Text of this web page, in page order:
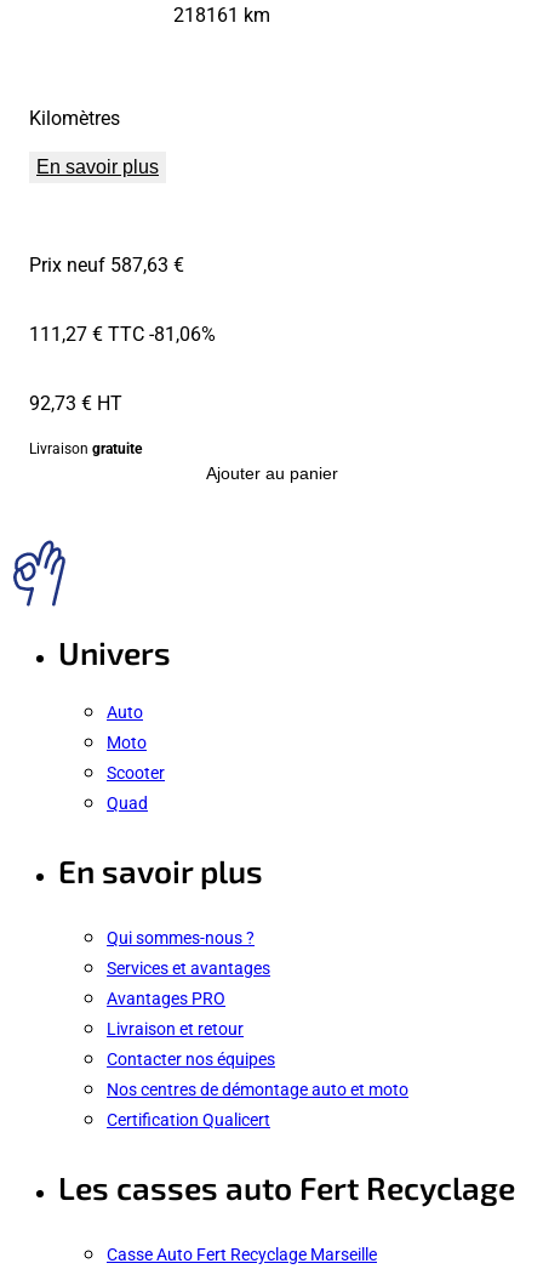
Kilomètres
218161 km
En savoir plus
Prix neuf 587,63 €
111,27 € TTC-81,06%
92,73 € HT
Livraison gratuite
Ajouter au panier
Univers
Auto
Moto
Scooter
Quad
En savoir plus
Qui sommes-nous ?
Services et avantages
Avantages PRO
Livraison et retour
Contacter nos équipes
Nos centres de démontage auto et moto
Certification Qualicert
Les casses auto Fert Recyclage
Casse Auto Fert Recyclage Marseille